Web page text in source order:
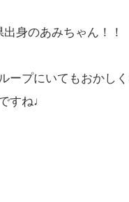
身のあみちゃん！！
ープにいてもおかし
すね♩